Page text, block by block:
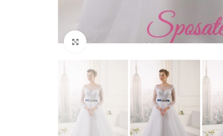
Click to enlarge